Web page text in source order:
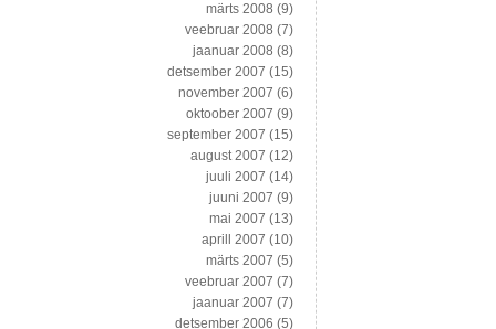
märts 2008 (9)
veebruar 2008 (7)
jaanuar 2008 (8)
detsember 2007 (15)
november 2007 (6)
oktoober 2007 (9)
september 2007 (15)
august 2007 (12)
juuli 2007 (14)
juuni 2007 (9)
mai 2007 (13)
aprill 2007 (10)
märts 2007 (5)
veebruar 2007 (7)
jaanuar 2007 (7)
detsember 2006 (5)